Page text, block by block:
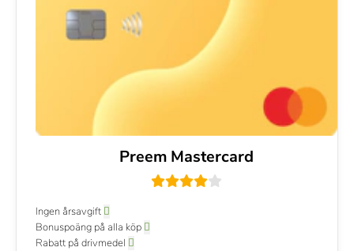
Preem Mastercard
Ingen årsavgift
Bonuspoäng på alla köp
Rabatt på drivmedel